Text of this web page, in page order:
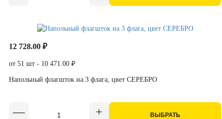
12 728.00 ₽
от 51 шт - 10 471.00 ₽
Напольный флагшток на 3 флага, цвет СЕРЕБРО
ВЫБРАТЬ